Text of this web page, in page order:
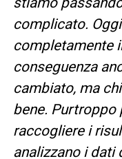
complicato.
completamente
conseguenza
cambiato, ma
bene. Purtroppo
raccogliere i
analizzano i dati